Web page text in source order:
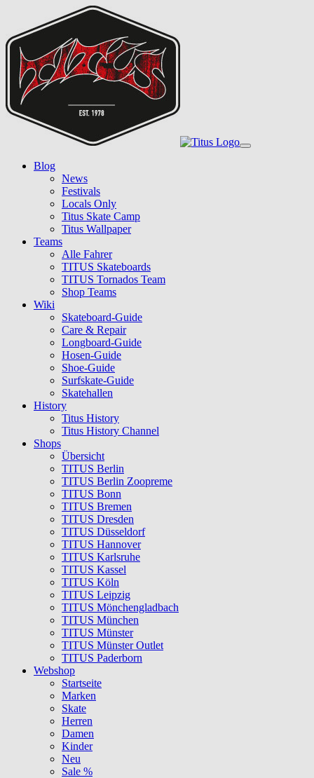
main
content
Toggle
Blog
News
Festivals
Locals Only
Titus Skate Camp
Titus Wallpaper
Teams
Alle Fahrer
TITUS Skateboards
TITUS Tornados Team
Shop Teams
Wiki
Skateboard-Guide
Care & Repair
Longboard-Guide
Hosen-Guide
Shoe-Guide
Surfskate-Guide
Skatehallen
History
Titus History
Titus History Channel
Shops
Übersicht
TITUS Berlin
TITUS Berlin Zoopreme
TITUS Bonn
TITUS Bremen
TITUS Dresden
TITUS Düsseldorf
TITUS Hannover
TITUS Karlsruhe
TITUS Kassel
TITUS Köln
TITUS Leipzig
TITUS Mönchengladbach
TITUS München
TITUS Münster
TITUS Münster Outlet
TITUS Paderborn
Webshop
Startseite
Marken
Skate
Herren
Damen
Kinder
Neu
Sale %